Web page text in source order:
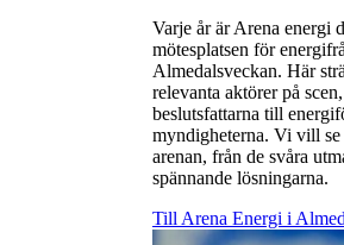
Varje år är Arena energi
mötesplatsen för
Almedalsveckan. Här
relevanta aktörer på
beslutsfattarna till
myndigheterna. Vi vill
arenan, från de svåra
spännande lösningarna.
Till Arena Energi i